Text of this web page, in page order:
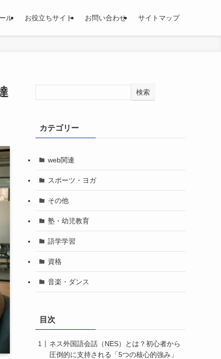
ル お役立ちサイト お問い合わせ サイトマップ
検索
カテゴリー
web関連
スポーツ・ヨガ
その他
塾・幼児教育
語学学習
資格
音楽・ダンス
目次
ネス外国語会話（NES）とは？初心者から
圧倒的に支持される「5つの核心的強み」